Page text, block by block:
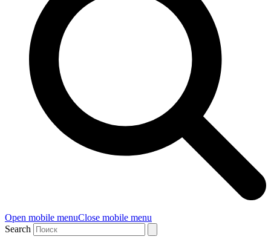
Open mobile menuClose mobile menu
Search